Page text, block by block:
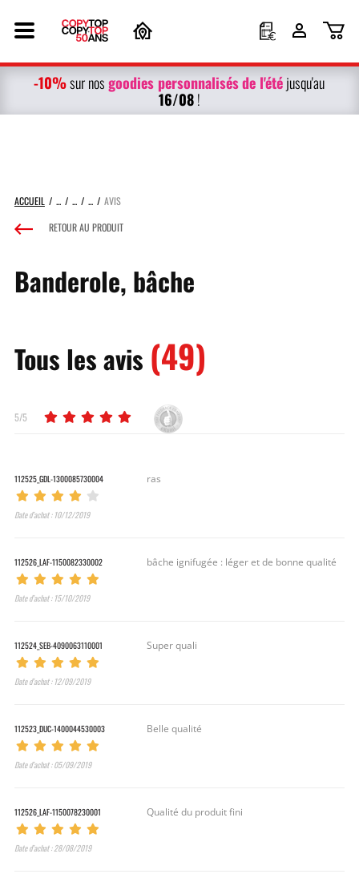
-10%sur nosgoodies personnalisésde l'étéjusqu'au
16/08!
ACCUEIL
AVIS
RETOUR AU PRODUIT
Banderole, bâche
Tous les avis (49)
5/5
112525_GDL-1300085730004
Date d’achat : 10/12/2019
ras
112526_LAF-1150082330002
Date d’achat : 15/10/2019
bâche ignifugée : léger et de bonne qualité
112524_SEB-4090063110001
Date d’achat : 12/09/2019
Super quali
112523_DUC-1400044530003
Date d’achat : 05/09/2019
Belle qualité
112526_LAF-1150078230001
Date d’achat : 28/08/2019
Qualité du produit fini